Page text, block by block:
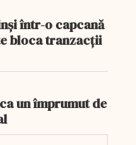
într-o capcană
bloca tranzacții
un împrumut de